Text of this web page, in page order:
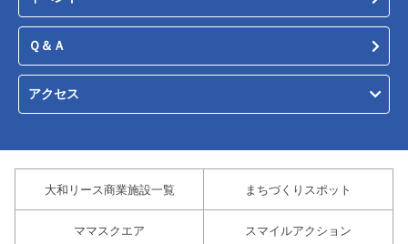
Ｑ＆Ａ
アクセス
大和リース商業施設一覧 まちづくりスポット
ママスクエア スマイルアクション